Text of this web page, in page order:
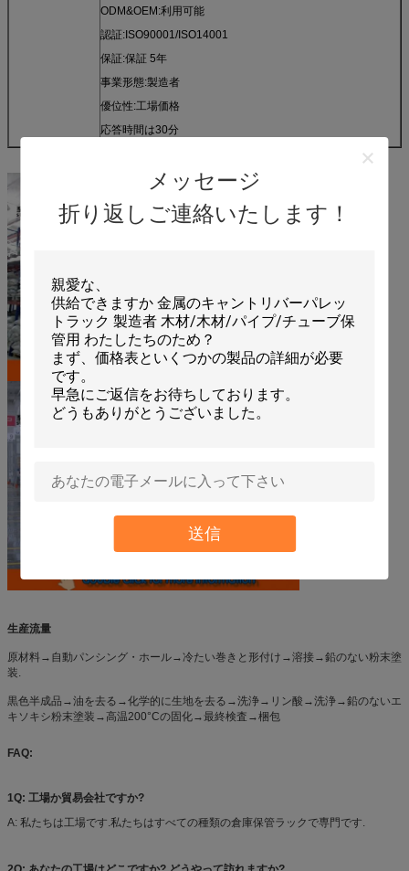
メッセージ
折り返しご連絡いたします！
送信
ODM&OEM:利用可能
認証:ISO90001/ISO14001
保証:保証 5年
事業形態:製造者
優位性:工場価格
応答時間は30分
生産流量
原材料→自動パンシング・ホール→冷たい巻きと形付け→溶接→鉛のない粉末塗
装.
黒色半成品→油を去る→化学的に生地を去る→洗浄→リン酸→洗浄→鉛のないエ
キソキシ粉末塗装→高温200°Cの固化→最終検査→梱包
FAQ:
1Q: 工場か貿易会社ですか?
A: 私たちは工場です.私たちはすべての種類の倉庫保管ラックで専門です.